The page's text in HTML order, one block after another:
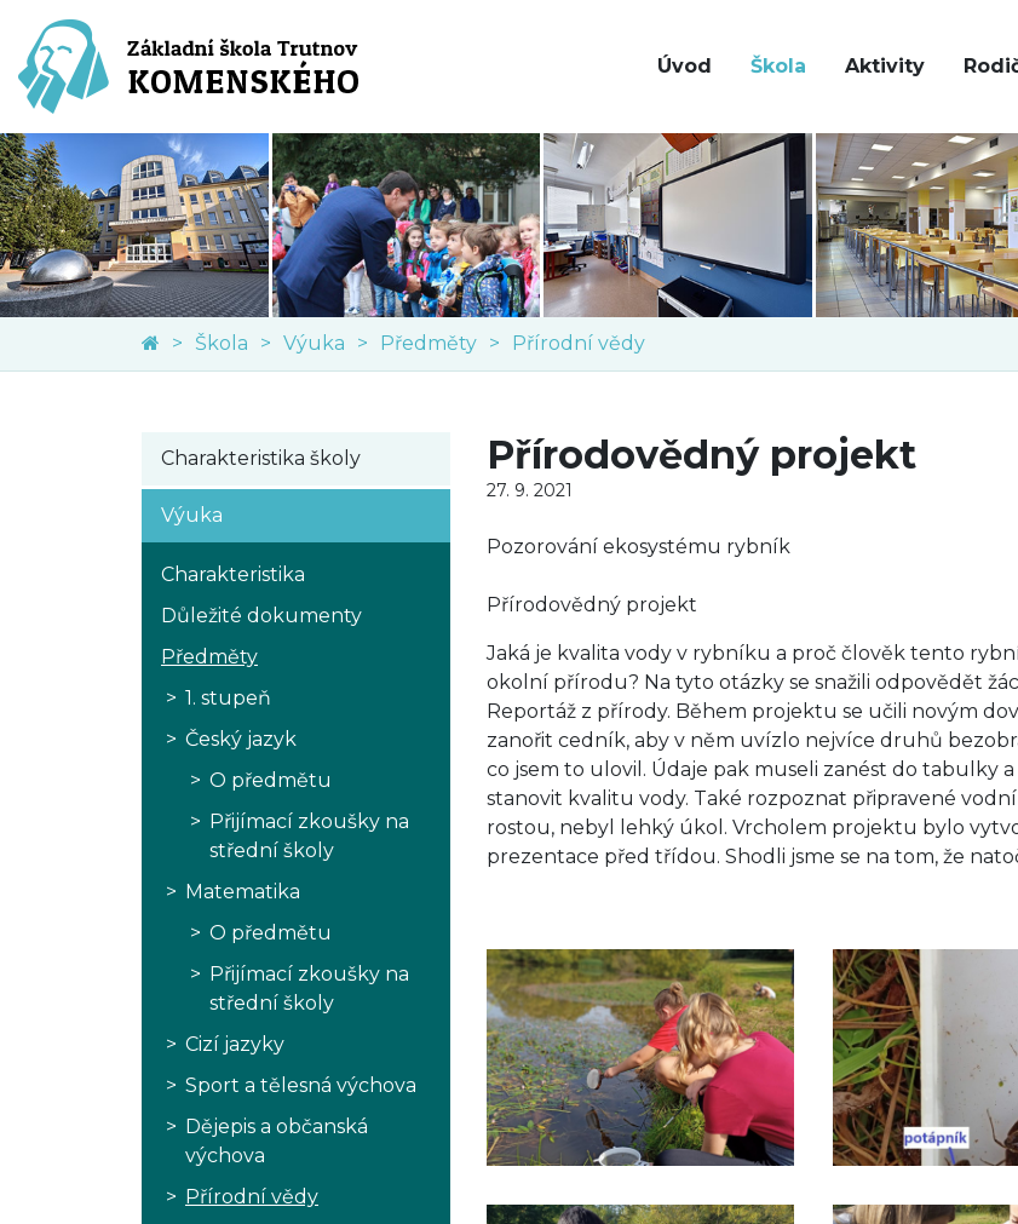
Úvod Škola Aktivity
Škola Výuka Předměty Přírodní vědy
Charakteristika školy
Výuka
Charakteristika
Důležité dokumenty
Předměty
1. stupeň
Český jazyk
O předmětu
Přijímací zkoušky na
střední školy
Matematika
O předmětu
Přijímací zkoušky na
střední školy
Cizí jazyky
Sport a tělesná výchova
Dějepis a občanská
výchova
Přírodní vědy
Přírodovědný projekt
27. 9. 2021
Pozorování ekosystému rybník
Přírodovědný projekt
Jaká je kvalita vody v rybníku a proč člověk tento
okolní přírodu? Na tyto otázky se snažili odpovědět
Reportáž z přírody. Během projektu se učili novým
zanořit cedník, aby v něm uvízlo nejvíce druhů
co jsem to ulovil. Údaje pak museli zanést do tabulky
stanovit kvalitu vody. Také rozpoznat připravené
rostou, nebyl lehký úkol. Vrcholem projektu bylo
prezentace před třídou. Shodli jsme se na tom, že